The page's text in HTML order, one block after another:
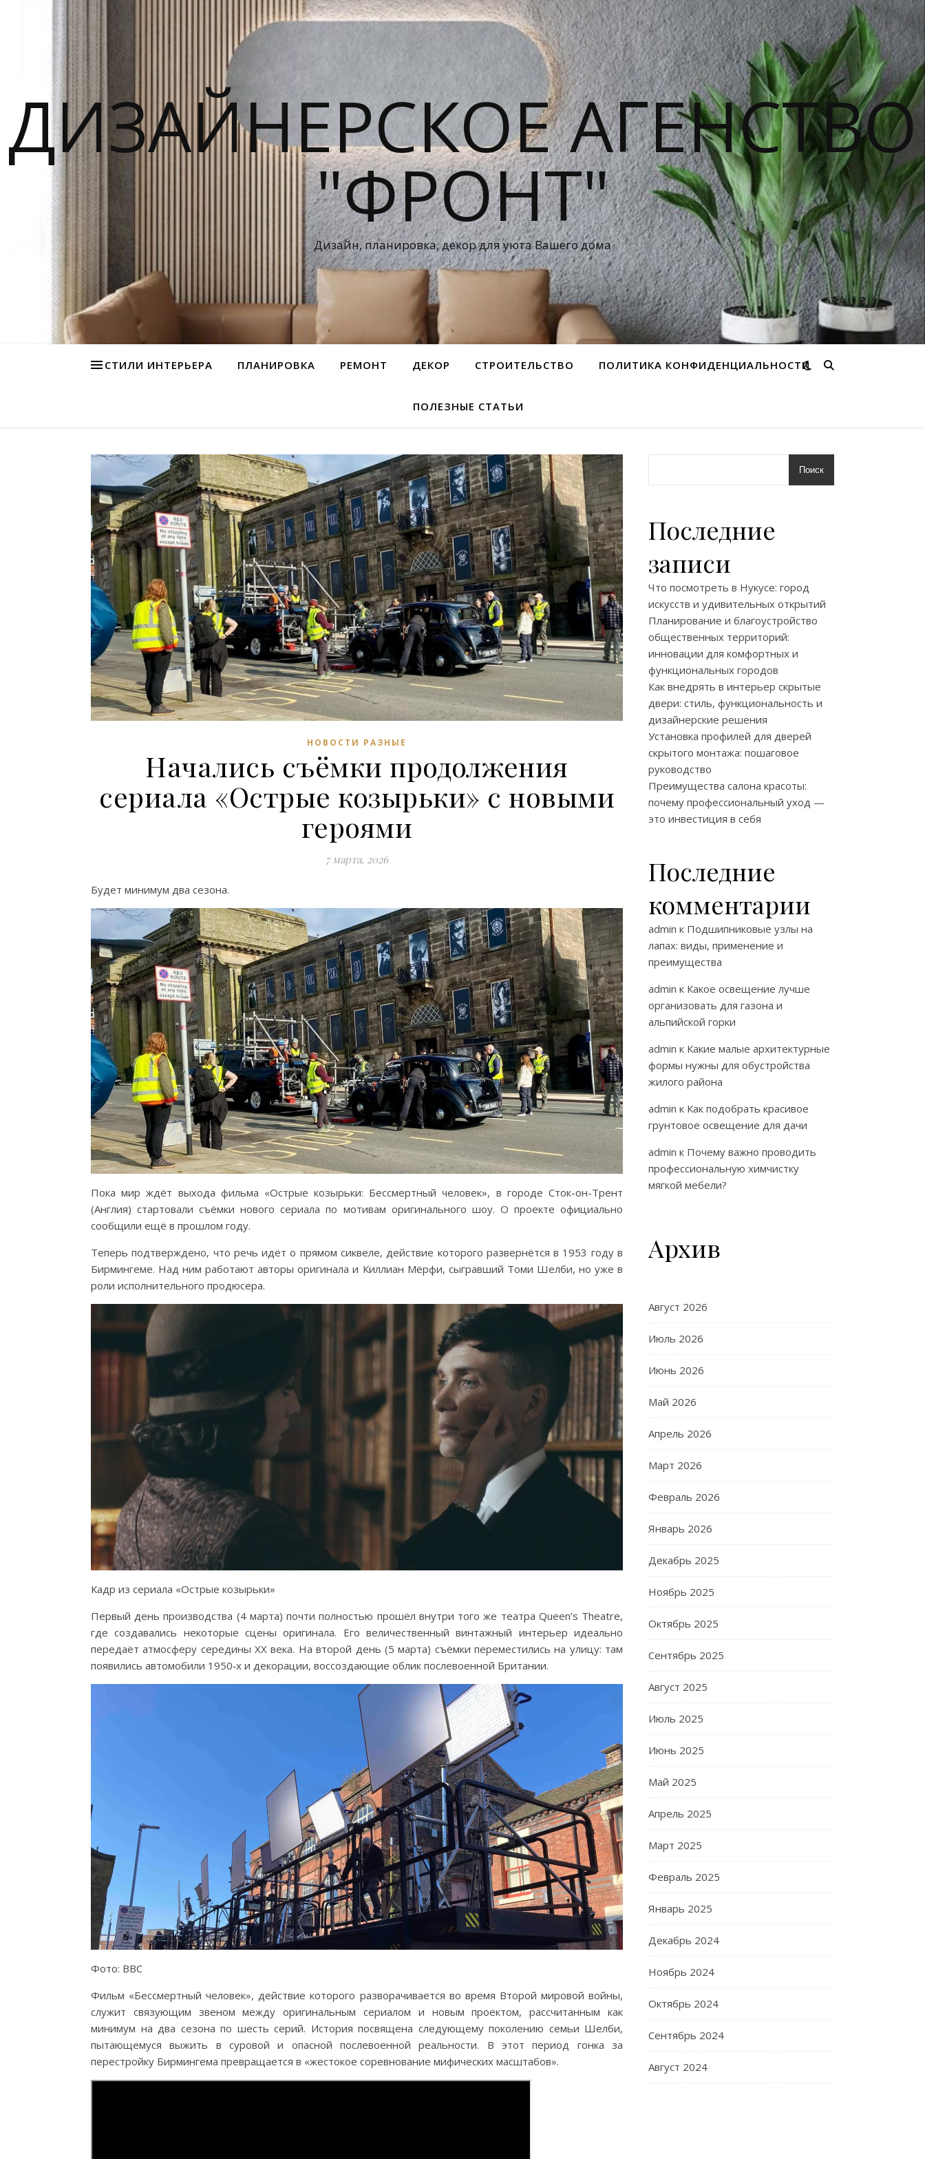
ДИЗАЙНЕРСКОЕ АГЕНСТВО
"ФРОНТ"
Дизайн, планировка, декор для уюта Вашего дома
СТИЛИ ИНТЕРЬЕРА ПЛАНИРОВКА РЕМОНТ ДЕКОР СТРОИТЕЛЬСТВО ПОЛИТИКА КОНФИДЕНЦИАЛЬНОСТИ
ПОЛЕЗНЫЕ СТАТЬИ
НОВОСТИ РАЗНЫЕ
Начались съёмки продолжения
сериала «Острые козырьки» с новыми
героями
7 марта, 2026
Будет минимум два сезона.
Пока мир ждёт выхода фильма «Острые козырьки: Бессмертный человек», в городе Сток-он-Трент
(Англия) стартовали съёмки нового сериала по мотивам оригинального шоу. О проекте официально
сообщили ещё в прошлом году.
Теперь подтверждено, что речь идёт о прямом сиквеле, действие которого развернётся в 1953 году в
Бирмингеме. Над ним работают авторы оригинала и Киллиан Мёрфи, сыгравший Томи Шелби, но уже в
роли исполнительного продюсера.
Кадр из сериала «Острые козырьки»
Первый день производства (4 марта) почти полностью прошёл внутри того же театра Queen’s Theatre,
где создавались некоторые сцены оригинала. Его величественный винтажный интерьер идеально
передаёт атмосферу середины XX века. На второй день (5 марта) съёмки переместились на улицу: там
появились автомобили 1950‑х и декорации, воссоздающие облик послевоенной Британии.
Фото: BBC
Фильм «Бессмертный человек», действие которого разворачивается во время Второй мировой войны,
служит связующим звеном между оригинальным сериалом и новым проектом, рассчитанным как
минимум на два сезона по шесть серий. История посвящена следующему поколению семьи Шелби,
пытающемуся выжить в суровой и опасной послевоенной реальности. В этот период гонка за
перестройку Бирмингема превращается в «жестокое соревнование мифических масштабов».
Поиск
Последние
записи
Что посмотреть в Нукусе: город
искусств и удивительных открытий
Планирование и благоустройство
общественных территорий:
инновации для комфортных и
функциональных городов
Как внедрять в интерьер скрытые
двери: стиль, функциональность и
дизайнерские решения
Установка профилей для дверей
скрытого монтажа: пошаговое
руководство
Преимущества салона красоты:
почему профессиональный уход —
это инвестиция в себя
Последние
комментарии
admin к Подшипниковые узлы на
лапах: виды, применение и
преимущества
admin к Какое освещение лучше
организовать для газона и
альпийской горки
admin к Какие малые архитектурные
формы нужны для обустройства
жилого района
admin к Как подобрать красивое
грунтовое освещение для дачи
admin к Почему важно проводить
профессиональную химчистку
мягкой мебели?
Архив
Август 2026
Июль 2026
Июнь 2026
Май 2026
Апрель 2026
Март 2026
Февраль 2026
Январь 2026
Декабрь 2025
Ноябрь 2025
Октябрь 2025
Сентябрь 2025
Август 2025
Июль 2025
Июнь 2025
Май 2025
Апрель 2025
Март 2025
Февраль 2025
Январь 2025
Декабрь 2024
Ноябрь 2024
Октябрь 2024
Сентябрь 2024
Август 2024